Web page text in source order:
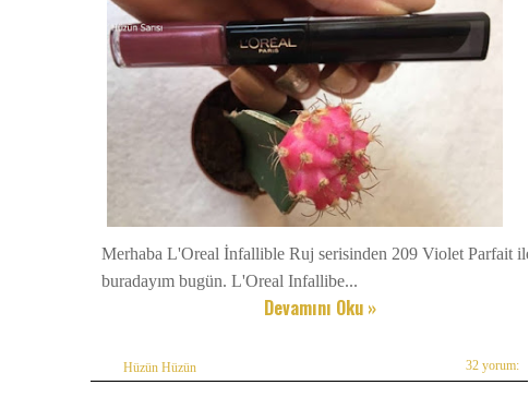
Merhaba L'Oreal İnfallible Ruj serisinden 209 Violet Parfait ile
buradayım bugün. L'Oreal Infallibe...
Devamını Oku »
Hüzün Hüzün 32 yorum: